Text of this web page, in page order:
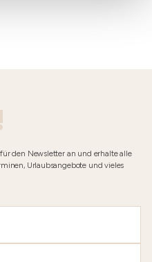
den Newsletter an und erhalte alle
Urlaubsangebote und vieles